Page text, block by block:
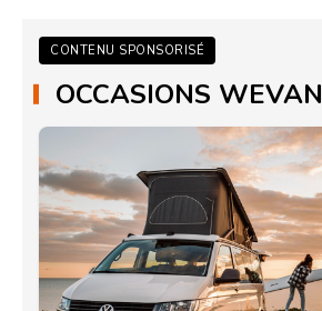
CONTENU SPONSORISÉ
OCCASIONS WEVAN